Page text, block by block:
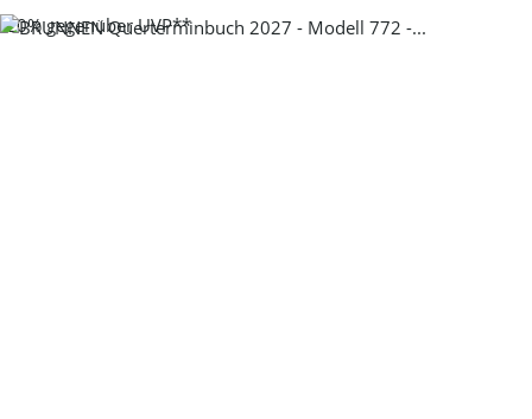
-20%gegenüber UVP**